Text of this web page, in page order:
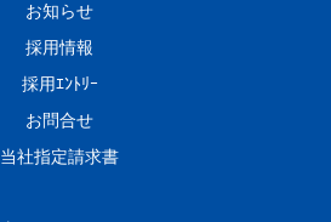
お知らせ
採用情報
採用ｴﾝﾄﾘｰ
お問合せ
当社指定請求書